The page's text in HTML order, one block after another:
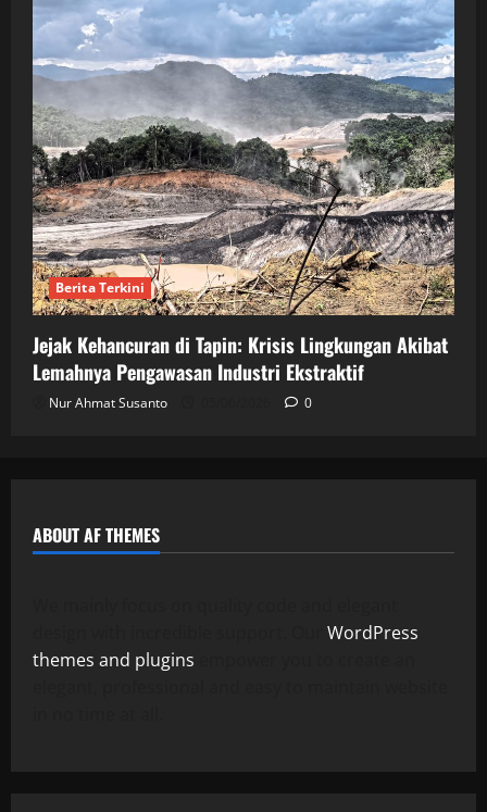
Berita Terkini
Jejak Kehancuran di Tapin: Krisis Lingkungan Akibat
Lemahnya Pengawasan Industri Ekstraktif
Nur Ahmat Susanto 0
ABOUT AF THEMES
WordPress
themes and plugins